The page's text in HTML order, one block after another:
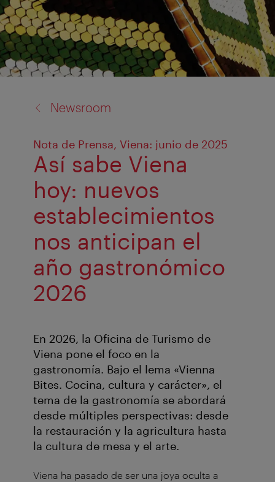
Newsroom
Nota de Prensa, Viena: junio de 2025
Así sabe Viena
hoy: nuevos
establecimientos
nos anticipan el
año gastronómico
2026
En 2026, la Oficina de Turismo de
Viena pone el foco en la
gastronomía. Bajo el lema «Vienna
Bites. Cocina, cultura y carácter», el
tema de la gastronomía se abordará
desde múltiples perspectivas: desde
la restauración y la agricultura hasta
la cultura de mesa y el arte.
Viena ha pasado de ser una joya oculta a